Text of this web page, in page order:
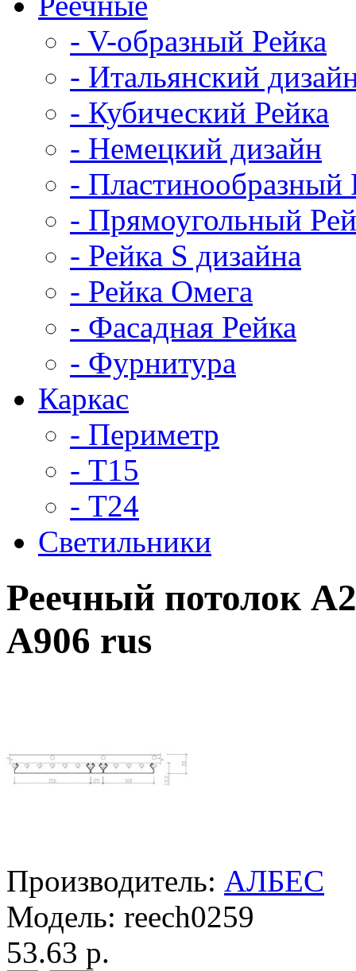
- V-образный Рейка
- Итальянский
- Кубический Рейка
- Немецкий дизайн
- Пластинообразный
- Прямоугольный
- Рейка S дизайна
- Рейка Омега
- Фасадная Рейка
- Фурнитура
Каркас
- Периметр
- Т15
- Т24
Светильники
Реечный потолок
А906 rus
Производитель: АЛБЕС
Модель: reech0259
53.63 р.